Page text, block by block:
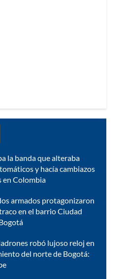
la banda que alteraba
y hacía cambiazos
en Colombia
armados protagonizaron
en el barrio Ciudad
robó lujoso reloj en
del norte de Bogotá: